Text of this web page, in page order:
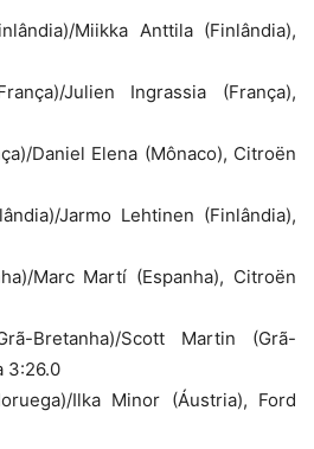
Miikka Anttila (Finlândia),
Julien Ingrassia (França),
Daniel Elena (Mônaco), Citroën
Jarmo Lehtinen (Finlândia),
Marc Martí (Espanha), Citroën
Bretanha)/Scott Martin (Grã-
3:26.0
Ilka Minor (Áustria), Ford